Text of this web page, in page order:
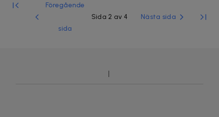
Föregående
sida
Sida 2 av 4 Nästa sida